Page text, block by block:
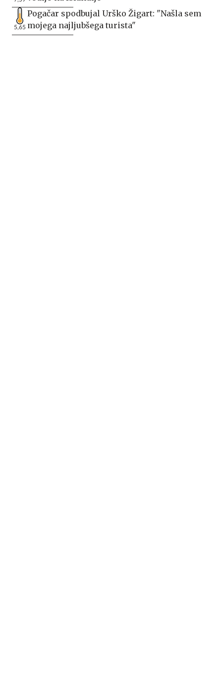
5,65
Pogačar spodbujal Urško Žigart: "Našla sem
mojega najljubšega turista"